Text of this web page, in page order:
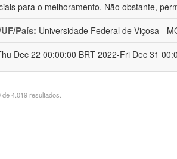
para o melhoramento. Não obstante,
País: Universidade Federal de Viçosa -
Dec 22 00:00:00 BRT 2022-Fri Dec 31
4.019 resultados.